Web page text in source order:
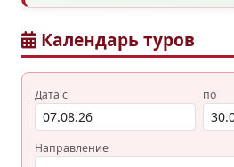
Календарь туров
Дата с по
Направление